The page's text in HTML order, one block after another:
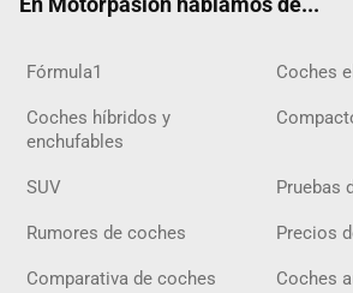
Fórmula1 Coches
Coches híbridos y
enchufables
SUV Pruebas
Rumores de coches Precios
Comparativa de coches Coches